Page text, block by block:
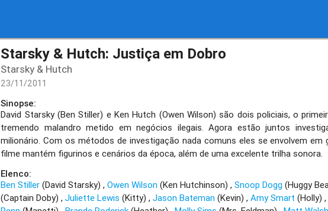
Starsky & Hutch: Justiça em Dobro
Starsky & Hutch
23/11/2011
Sinopse:
David Starsky (Ben Stiller) e Ken Hutch (Owen Wilson) são dois policiais, o
tremendo malandro metido em negócios ilegais. Agora estão juntos
milionário. Com os métodos de investigação nada comuns eles se envolvem
filme mantém figurinos e cenários da época, além de uma excelente trilha sonora.
Elenco:
Ben Stiller (David Starsky) Owen Wilson (Ken Hutchinson) Snoop Dogg (Huggy
(Captain Doby) Juliette Lewis (Kitty) Jason Bateman (Kevin) Amy Smart (Holly)